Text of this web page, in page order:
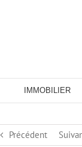
IMMOBILIER
Précédent